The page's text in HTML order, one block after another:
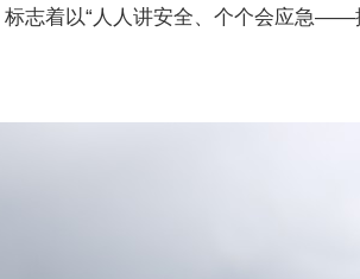
志着以“人人讲安全、个个会应急——